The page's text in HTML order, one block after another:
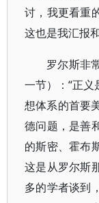
讨，我更看重
这也是我汇报
罗尔斯非
一节）：“正
想体系的首要
德问题，是善
的斯密、霍布
这是从罗尔斯
多的学者谈到